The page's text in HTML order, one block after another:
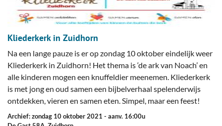
Kliederkerk in Zuidhorn
Na een lange pauze is er op zondag 10 oktober eindelijk weer
Kliederkerk in Zuidhorn! Het thema is ‘de ark van Noach’ en
alle kinderen mogen een knuffeldier meenemen. Kliederkerk
is met jong en oud samen een bijbelverhaal spelenderwijs
ontdekken, vieren en samen eten. Simpel, maar een feest!
Archief: zondag 10 oktober 2021 - aanv. 16:00u